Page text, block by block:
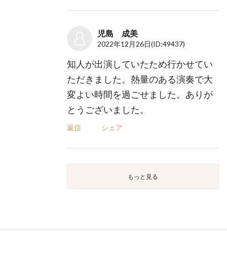
児島 成美
2022年12月26日(ID:49437)
知人が出演していたため行かせてい
ただきました。熱量のある演奏で大
変よい時間を過ごせました。ありが
とうございました。
返信 シェア
もっと見る